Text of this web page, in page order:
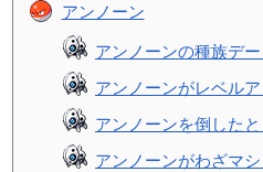
アンノーン
アンノーンの種族デー
アンノーンがレベル
アンノーンを倒した
アンノーンがわざマ